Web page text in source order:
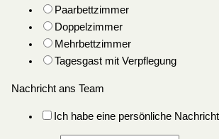
Paarbettzimmer
Doppelzimmer
Mehrbettzimmer
Tagesgast mit Verpflegung
Nachricht ans Team
Ich habe eine persönliche